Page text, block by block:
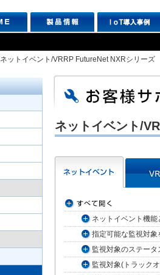
ネットイベント/VRRP FutureNet NXRシリーズ
ネットイベント/
ネットイベント機
指定可能な監視対
監視対象のステー
監視対象(トラック